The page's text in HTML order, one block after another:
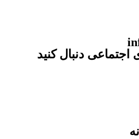
اجتماعی دنبال کنید